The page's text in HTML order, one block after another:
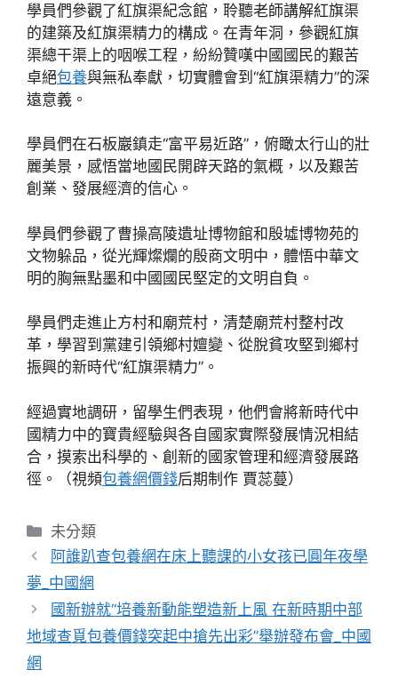
學員們參觀了紅旗渠紀念館，聆聽老師講解紅旗渠
的建築及紅旗渠精力的構成。在青年洞，參觀紅旗
渠總干渠上的咽喉工程，紛紛贊嘆中國國民的艱苦
卓絕包養與無私奉獻，切實體會到“紅旗渠精力”的深
遠意義。
學員們在石板巖鎮走“富平易近路”，俯瞰太行山的壯
麗美景，感悟當地國民開辟天路的氣概，以及艱苦
創業、發展經濟的信心。
學員們參觀了曹操高陵遺址博物館和殷墟博物苑的
文物躲品，從光輝燦爛的殷商文明中，體悟中華文
明的胸無點墨和中國國民堅定的文明自負。
學員們走進止方村和廟荒村，清楚廟荒村整村改
革，學習到黨建引領鄉村嬗變、從脫貧攻堅到鄉村
振興的新時代“紅旗渠精力”。
經過實地調研，留學生們表現，他們會將新時代中
國精力中的寶貴經驗與各自國家實際發展情況相結
合，摸索出科學的、創新的國家管理和經濟發展路
徑。（視頻包養網價錢后期制作 賈蕊蔓）
分
類
未分類
阿誰趴查包養網在床上聽課的小女孩已圓年夜學
夢_中國網
國新辦就“培養新動能塑造新上風 在新時期中部
地域查覓包養價錢突起中搶先出彩”舉辦發布會_中國
網